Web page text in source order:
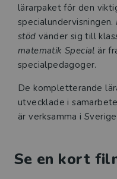
lärarpaket för den
specialundervisningen.
stöd vänder sig till
matematik Special är
specialpedagoger.
De kompletterande
utvecklade i
är verksamma i
Se en kort